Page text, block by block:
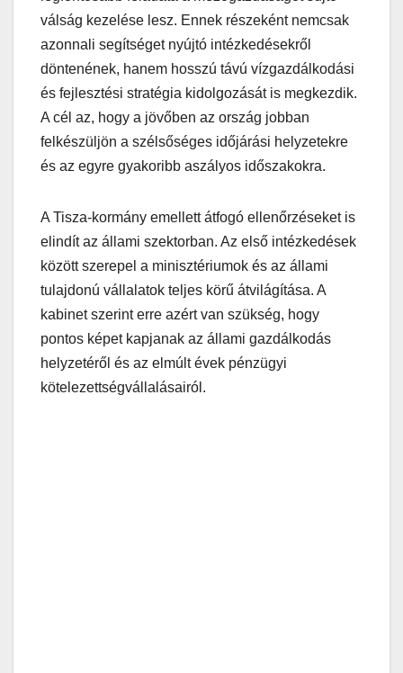
válság kezelése lesz. Ennek részeként nemcsak
azonnali segítséget nyújtó intézkedésekről
döntenének, hanem hosszú távú vízgazdálkodási
és fejlesztési stratégia kidolgozását is megkezdik.
A cél az, hogy a jövőben az ország jobban
felkészüljön a szélsőséges időjárási helyzetekre
és az egyre gyakoribb aszályos időszakokra.
A Tisza-kormány emellett átfogó ellenőrzéseket is
elindít az állami szektorban. Az első intézkedések
között szerepel a minisztériumok és az állami
tulajdonú vállalatok teljes körű átvilágítása. A
kabinet szerint erre azért van szükség, hogy
pontos képet kapjanak az állami gazdálkodás
helyzetéről és az elmúlt évek pénzügyi
kötelezettségvállalásairól.